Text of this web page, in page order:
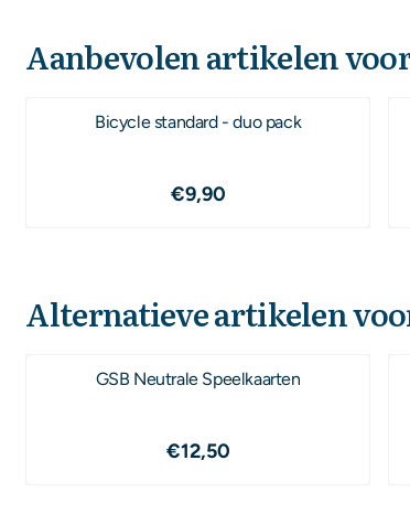
Aanbevolen artikelen
Bicycle standard - duo pack
Prijs: 9,90
€9,90
Alternatieve artikelen
GSB Neutrale Speelkaarten
Prijs: 12,50
€12,50